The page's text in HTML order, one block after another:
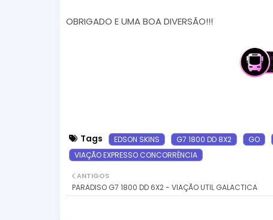
OBRIGADO E UMA BOA DIVERSÃO!!!
Tags EDSON SKINS G7 1800 DD 8X2 GO
VIAÇÃO EXPRESSO CONCORRÊNCIA
ANTIGOS
PARADISO G7 1800 DD 6X2 - VIAÇÃO UTIL GALACTICA